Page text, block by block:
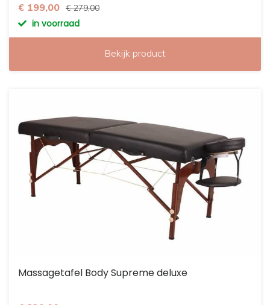
€ 199,00 € 279,00
in voorraad
Bekijk product
Massagetafel Body Supreme deluxe